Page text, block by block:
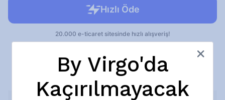
10 gün içinde iade değişim
By Virgo'da
Kaçırılmayacak